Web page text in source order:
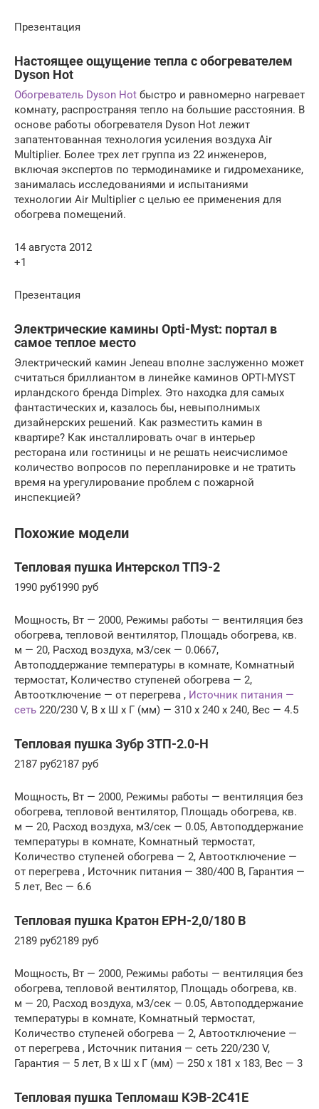
Презентация
Настоящее ощущение тепла с обогревателем
Dyson Hot
Обогреватель Dyson Hot быстро и равномерно нагревает
комнату, распространяя тепло на большие расстояния. В
основе работы обогревателя Dyson Hot лежит
запатентованная технология усиления воздуха Air
Multiplier. Более трех лет группа из 22 инженеров,
включая экспертов по термодинамике и гидромеханике,
занималась исследованиями и испытаниями
технологии Air Multiplier с целью ее применения для
обогрева помещений.
14 августа 2012
+1
Презентация
Электрические камины Opti-Myst: портал в
самое теплое место
Электрический камин Jeneau вполне заслуженно может
считаться бриллиантом в линейке каминов OPTI-MYST
ирландского бренда Dimplex. Это находка для самых
фантастических и, казалось бы, невыполнимых
дизайнерских решений. Как разместить камин в
квартире? Как инсталлировать очаг в интерьер
ресторана или гостиницы и не решать неисчислимое
количество вопросов по перепланировке и не тратить
время на урегулирование проблем с пожарной
инспекцией?
Похожие модели
Тепловая пушка Интерскол ТПЭ-2
1990 руб1990 руб
Мощность, Вт — 2000, Режимы работы — вентиляция без
обогрева, тепловой вентилятор, Площадь обогрева, кв.
м — 20, Расход воздуха, м3/сек — 0.0667,
Автоподдержание температуры в комнате, Комнатный
термостат, Количество ступеней обогрева — 2,
Автоотключение — от перегрева , Источник питания —
сеть 220/230 V, В x Ш x Г (мм) — 310 x 240 x 240, Вес — 4.5
Тепловая пушка Зубр ЗТП-2.0-Н
2187 руб2187 руб
Мощность, Вт — 2000, Режимы работы — вентиляция без
обогрева, тепловой вентилятор, Площадь обогрева, кв.
м — 20, Расход воздуха, м3/сек — 0.05, Автоподдержание
температуры в комнате, Комнатный термостат,
Количество ступеней обогрева — 2, Автоотключение —
от перегрева , Источник питания — 380/400 В, Гарантия —
5 лет, Вес — 6.6
Тепловая пушка Кратон EPH-2,0/180 B
2189 руб2189 руб
Мощность, Вт — 2000, Режимы работы — вентиляция без
обогрева, тепловой вентилятор, Площадь обогрева, кв.
м — 20, Расход воздуха, м3/сек — 0.05, Автоподдержание
температуры в комнате, Комнатный термостат,
Количество ступеней обогрева — 2, Автоотключение —
от перегрева , Источник питания — сеть 220/230 V,
Гарантия — 5 лет, В x Ш x Г (мм) — 250 x 181 x 183, Вес — 3
Тепловая пушка Тепломаш КЭВ-2С41Е